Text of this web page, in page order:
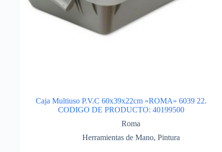
Caja Multiuso P.V.C 60x39x22cm «ROMA» 6039 22.
CODIGO DE PRODUCTO: 40199500
Roma
Herramientas de Mano, Pintura